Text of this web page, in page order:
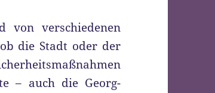
von verschiedenen
die Stadt oder der
– auch die Georg-